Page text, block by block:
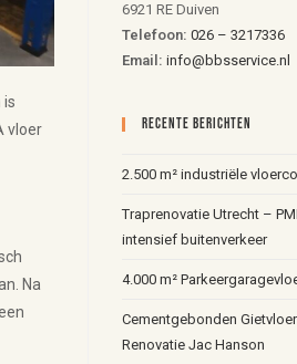
is
vloer
Na
6921 RE Duiven
Telefoon:026 – 3217336
Email: info@bbsservice.nl
Recente Berichten
2.500 m² industriële
Traprenovatie Utrecht –
intensief buitenverkeer
4.000 m²
Cementgebonden
Renovatie Jac Hanson